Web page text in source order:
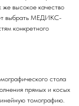
же высокое качество
выбрать МЕДИКС-
конкретного
стола
прямых и косых
томографию.